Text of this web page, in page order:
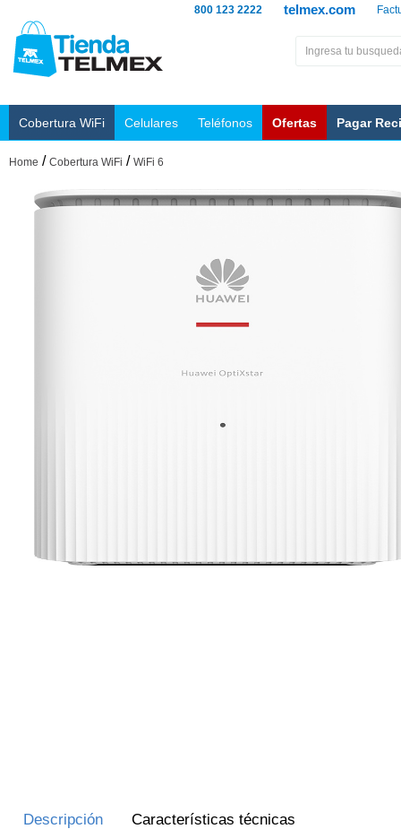
telmex.com
800 123 2222
Cobertura WiFi Celulares Teléfonos Ofertas Pagar
Home / Cobertura WiFi / WiFi 6
Descripción Características técnicas